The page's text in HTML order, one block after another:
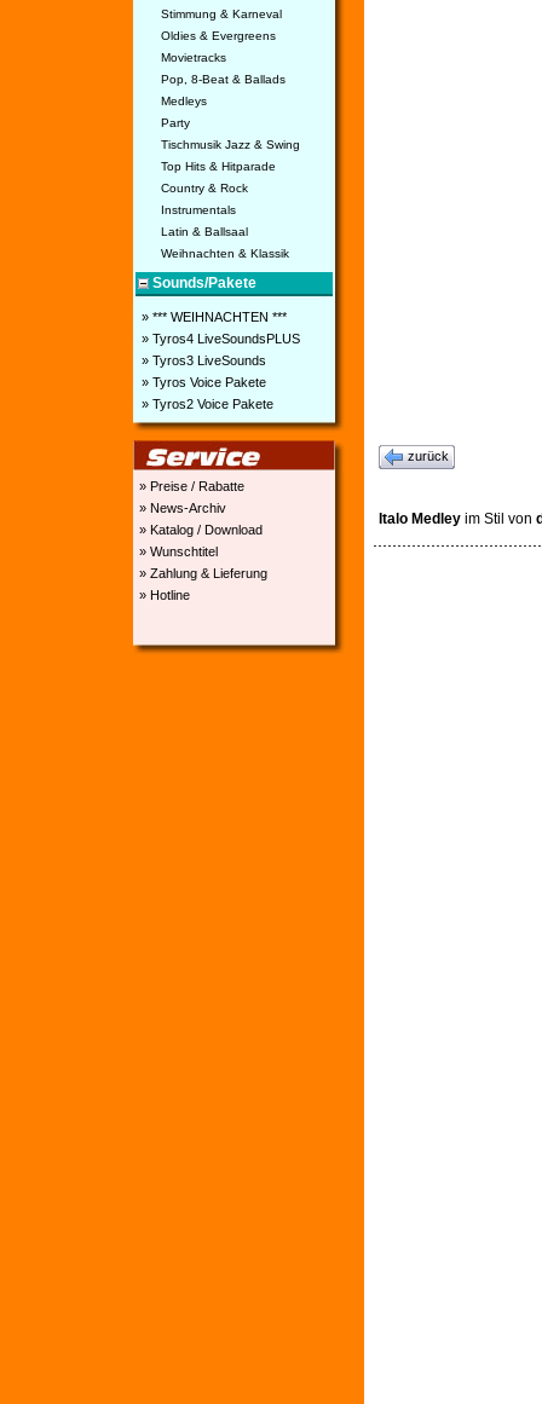
Stimmung & Karneval
Oldies & Evergreens
Movietracks
Pop, 8-Beat & Ballads
Medleys
Party
Tischmusik Jazz & Swing
Top Hits & Hitparade
Country & Rock
Instrumentals
Latin & Ballsaal
Weihnachten & Klassik
Sounds/Pakete
» *** WEIHNACHTEN ***
» Tyros4 LiveSoundsPLUS
» Tyros3 LiveSounds
» Tyros Voice Pakete
» Tyros2 Voice Pakete
» Preise / Rabatte
» News-Archiv
» Katalog / Download
» Wunschtitel
» Zahlung & Lieferung
» Hotline
zurück
Italo Medley im Stil von